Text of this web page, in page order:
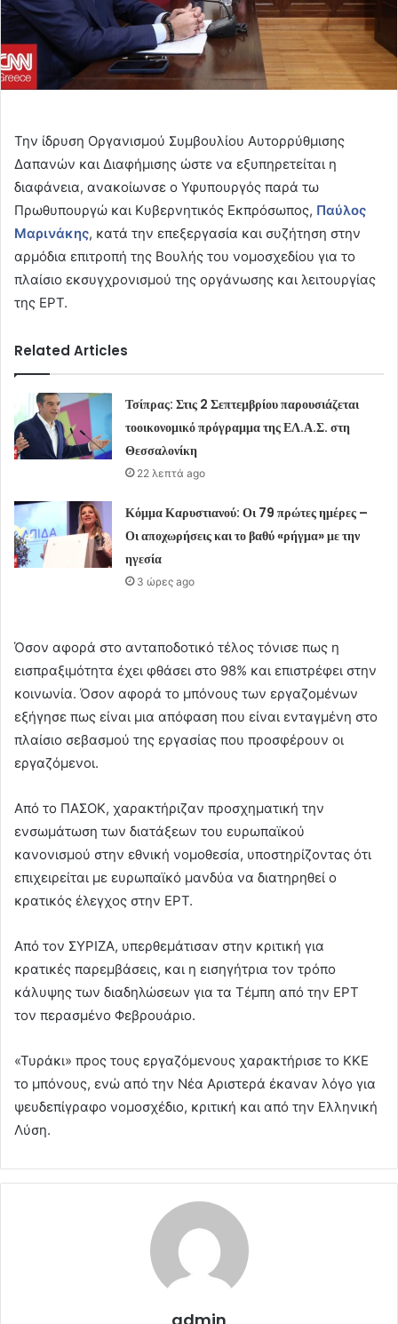
Την ίδρυση Οργανισμού Συμβουλίου Αυτορρύθμισης
Δαπανών και Διαφήμισης ώστε να εξυπηρετείται η
διαφάνεια, ανακοίωνσε ο Υφυπουργός παρά τω
Πρωθυπουργώ και Κυβερνητικός Εκπρόσωπος, Παύλος
Μαρινάκης, κατά την επεξεργασία και συζήτηση στην
αρμόδια επιτροπή της Βουλής του νομοσχεδίου για το
πλαίσιο εκσυγχρονισμού της οργάνωσης και λειτουργίας
της ΕΡΤ.
Related Articles
Τσίπρας: Στις 2 Σεπτεμβρίου παρουσιάζεται
τοοικονομικό πρόγραμμα της ΕΛ.Α.Σ. στη
Θεσσαλονίκη
22 λεπτά ago
Κόμμα Καρυστιανού: Οι 79 πρώτες ημέρες –
Οι αποχωρήσεις και το βαθύ «ρήγμα» με την
ηγεσία
3 ώρες ago
Όσον αφορά στο ανταποδοτικό τέλος τόνισε πως η
εισπραξιμότητα έχει φθάσει στο 98% και επιστρέφει στην
κοινωνία. Όσον αφορά το μπόνους των εργαζομένων
εξήγησε πως είναι μια απόφαση που είναι ενταγμένη στο
πλαίσιο σεβασμού της εργασίας που προσφέρουν οι
εργαζόμενοι.
Από το ΠΑΣΟΚ, χαρακτήριζαν προσχηματική την
ενσωμάτωση των διατάξεων του ευρωπαϊκού
κανονισμού στην εθνική νομοθεσία, υποστηρίζοντας ότι
επιχειρείται με ευρωπαϊκό μανδύα να διατηρηθεί ο
κρατικός έλεγχος στην ΕΡΤ.
Από τον ΣΥΡΙΖΑ, υπερθεμάτισαν στην κριτική για
κρατικές παρεμβάσεις, και η εισηγήτρια τον τρόπο
κάλυψης των διαδηλώσεων για τα Τέμπη από την ΕΡΤ
τον περασμένο Φεβρουάριο.
«Τυράκι» προς τους εργαζόμενους χαρακτήρισε το ΚΚΕ
το μπόνους, ενώ από την Νέα Αριστερά έκαναν λόγο για
ψευδεπίγραφο νομοσχέδιο, κριτική και από την Ελληνική
Λύση.